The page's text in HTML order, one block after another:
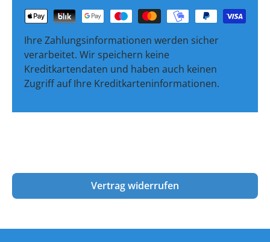
Ihre Zahlungsinformationen werden sicher
verarbeitet. Wir speichern keine
Kreditkartendaten und haben auch keinen
Zugriff auf Ihre Kreditkarteninformationen.
Vertrag widerrufen